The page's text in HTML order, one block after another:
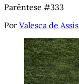
Parêntese #333
Por Valesca de Assis